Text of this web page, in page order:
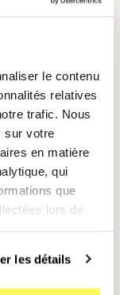
le contenu
relatives
trafic. Nous
sur votre
en matière
qui
que
lors de
les détails
connexion